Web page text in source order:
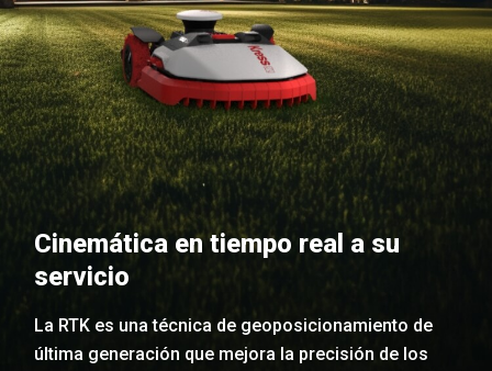
Cinemática en tiempo real a su
servicio
La RTK es una técnica de geoposicionamiento de
última generación que mejora la precisión de los